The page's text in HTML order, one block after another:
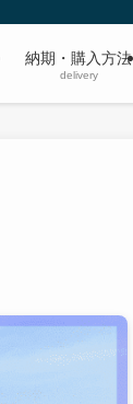
納期・購入方法
delivery